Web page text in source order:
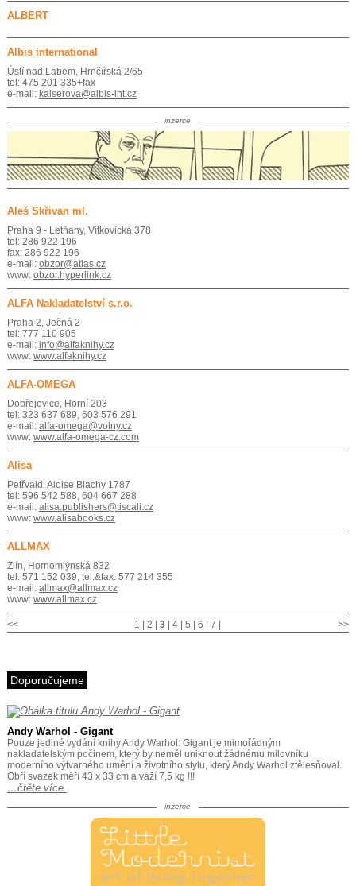
ALBERT
Albis international
Ústí nad Labem, Hrnčířská 2/65
tel: 475 201 335+fax
e-mail: kaiserova@albis-int.cz
inzerce
Aleš Skřivan ml.
Praha 9 - Letňany, Vítkovická 378
tel: 286 922 196
fax: 286 922 196
e-mail: obzor@atlas.cz
www: obzor.hyperlink.cz
ALFA Nakladatelství s.r.o.
Praha 2, Ječná 2
tel: 777 110 905
e-mail: info@alfaknihy.cz
www: www.alfaknihy.cz
ALFA-OMEGA
Dobřejovice, Horní 203
tel: 323 637 689, 603 576 291
e-mail: alfa-omega@volny.cz
www: www.alfa-omega-cz.com
Alisa
Petřvald, Aloise Blachy 1787
tel: 596 542 588, 604 667 288
e-mail: alisa.publishers@tiscali.cz
www: www.alisabooks.cz
ALLMAX
Zlín, Hornomlýnská 832
tel: 571 152 039, tel.&fax: 577 214 355
e-mail: allmax@allmax.cz
www: www.allmax.cz
<< >>
1 |2 |3 |4 |5 |6 |7
Doporučujeme
Andy Warhol - Gigant
Pouze jediné vydání knihy Andy Warhol: Gigant je mimořádným
nakladatelským počinem, který by neměl uniknout žádnému milovníku
moderního výtvarného umění a životního stylu, který Andy Warhol ztělesňoval.
Obří svazek měří 43 x 33 cm a váží 7,5 kg !!!
…čtěte více.
inzerce